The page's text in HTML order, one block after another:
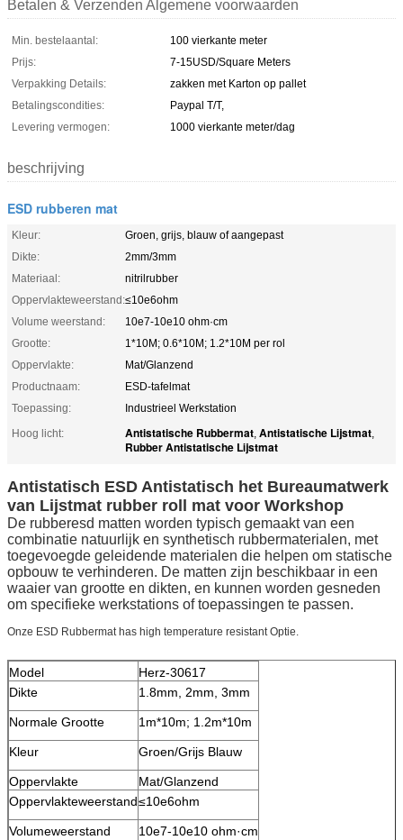
Betalen & Verzenden Algemene voorwaarden
Min. bestelaantal:
100 vierkante meter
Prijs:
7-15USD/Square Meters
Verpakking Details:
zakken met Karton op pallet
Betalingscondities:
Paypal T/T,
Levering vermogen:
1000 vierkante meter/dag
beschrijving
ESD rubberen mat
Kleur:
Groen, grijs, blauw of aangepast
Dikte:
2mm/3mm
Materiaal:
nitrilrubber
Oppervlakteweerstand:≤10e6ohm
Volume weerstand:
10e7-10e10 ohm·cm
Grootte:
1*10M; 0.6*10M; 1.2*10M per rol
Oppervlakte:
Mat/Glanzend
Productnaam:
ESD-tafelmat
Toepassing:
Industrieel Werkstation
Hoog licht:
Antistatische Rubbermat, Antistatische Lijstmat,
Rubber Antistatische Lijstmat
Antistatisch ESD Antistatisch het Bureaumatwerk
van Lijstmat rubber roll mat voor Workshop
De rubberesd matten worden typisch gemaakt van een
combinatie natuurlijk en synthetisch rubbermaterialen, met
toegevoegde geleidende materialen die helpen om statische
opbouw te verhinderen. De matten zijn beschikbaar in een
waaier van grootte en dikten, en kunnen worden gesneden
om specifieke werkstations of toepassingen te passen.
Onze ESD Rubbermat has high temperature resistant Optie.
Model
Herz-30617
Dikte
1.8mm, 2mm, 3mm
Normale Grootte 1m*10m; 1.2m*10m
Kleur Groen/Grijs Blauw
Oppervlakte
Mat/Glanzend
Oppervlakteweerstand≤10e6ohm
Volumeweerstand 10e7-10e10 ohm·cm